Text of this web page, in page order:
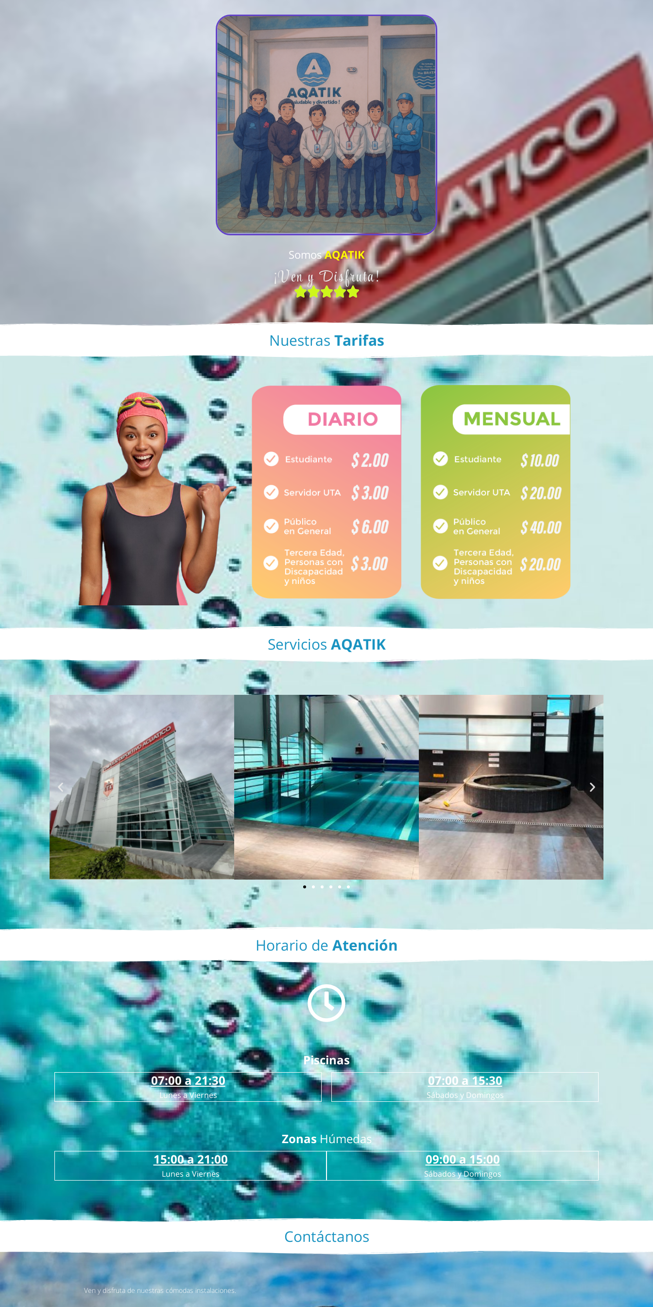
SomosAQATIK
¡Ven y Disfruta!
Nuestras Tarifas
Servicios AQATIK
Horario de Atención
Piscinas
07:00 a 21:30
Lunes a Viernes
07:00 a 15:30
Sábados y Domingos
Zonas Húmedas
15:00 a 21:00
Lunes a Viernes
09:00 a 15:00
Sábados y Domingos
Contáctanos
Ven y disfruta de nuestras cómodas instalaciones.